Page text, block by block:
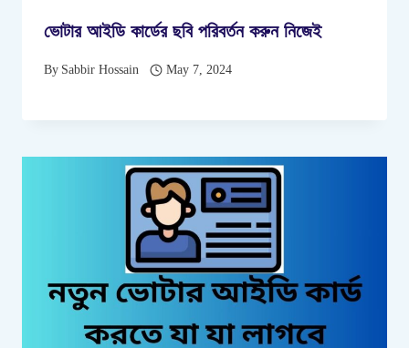
ভোটার আইডি কার্ডের ছবি পরিবর্তন করুন নিজেই
By Sabbir Hossain May 7, 2024